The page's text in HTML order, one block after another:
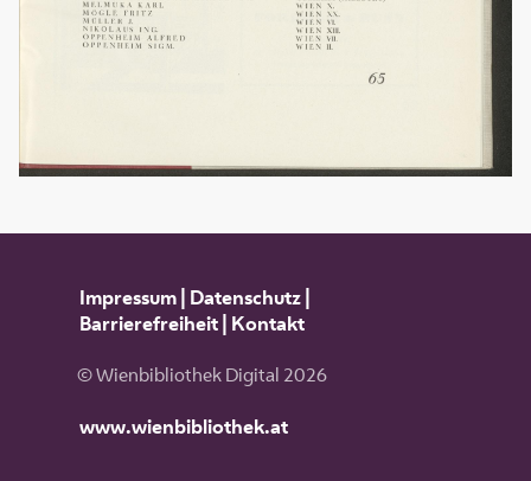
Impressum| Datenschutz|
Barrierefreiheit| Kontakt
© Wienbibliothek Digital 2026
www.wienbibliothek.at